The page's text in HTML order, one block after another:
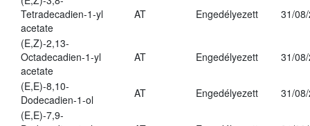
Tetradecadien-1-yl
acetate
AT Engedélyezett 31/
(E,Z)-2,13-
Octadecadien-1-yl
acetate
AT Engedélyezett 31/
(E,E)-8,10-
Dodecadien-1-ol
AT Engedélyezett
31/
(E,E)-7,9-